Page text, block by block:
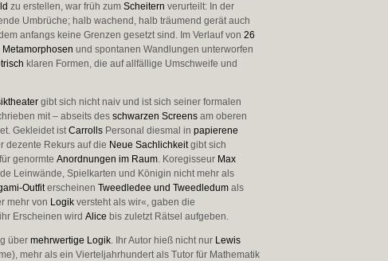
zu erstellen, war früh zum Scheitern verurteilt: In der
Umbrüche; halb wachend, halb träumend gerät auch
anfangs keine Grenzen gesetzt sind. Im Verlauf von 26
Metamorphosen und spontanen Wandlungen unterworfen
klaren Formen, die auf allfällige Umschweife und
gibt sich nicht naiv und ist sich seiner formalen
mit – abseits des schwarzen Screensam oberen
Gekleidet istCarrollsPersonal diesmal in papierene
dezente Rekurs auf die Neue Sachlichkeitgibt sich
genormte Anordnungen im Raum. Koregisseur Max
Leinwände, Spielkarten und Königin nicht mehr als
Outfiterscheinen Tweedledee und Tweedledumals
mehr von Logikversteht als wir«, gaben die
Erscheinen wird Alice bis zuletzt Rätsel aufgeben.
über mehrwertige Logik. Ihr Autor hieß nicht nur Lewis
mehr als ein Vierteljahrhundert als Tutor für Mathematik